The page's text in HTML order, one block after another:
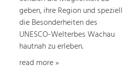
geben, ihre Region und speziell
die Besonderheiten des
UNESCO-Welterbes Wachau
hautnah zu erleben.
read more »